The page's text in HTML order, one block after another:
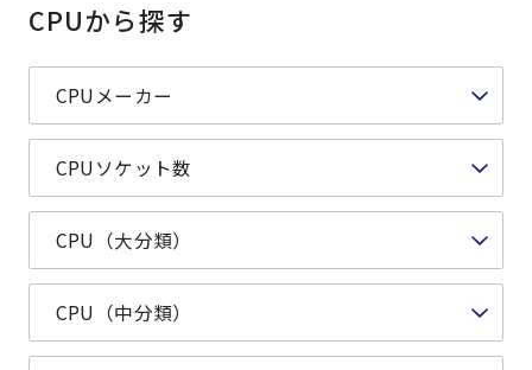
CPUから探す